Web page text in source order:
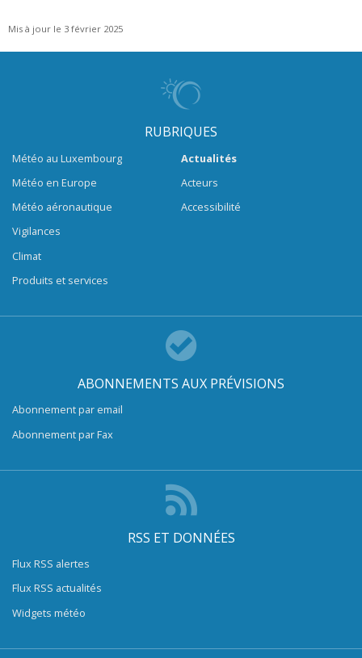
Mis à jour le 3 février 2025
RUBRIQUES
Météo au Luxembourg
Météo en Europe
Météo aéronautique
Vigilances
Climat
Produits et services
Actualités
Acteurs
Accessibilité
ABONNEMENTS AUX PRÉVISIONS
Abonnement par email
Abonnement par Fax
RSS ET DONNÉES
Flux RSS alertes
Flux RSS actualités
Widgets météo